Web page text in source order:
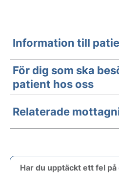
Information till
För dig som ska
patient hos oss
Relaterade
Har du upptäckt ett fel på